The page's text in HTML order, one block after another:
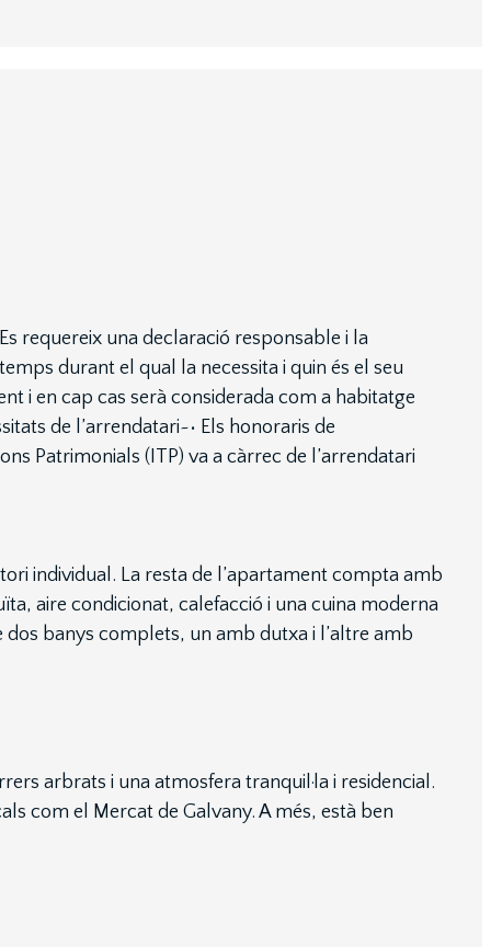
requereix una declaració responsable i la
durant el qual la necessita i quin és el seu
i en cap cas serà considerada com a habitatge
de l’arrendatari~• Els honoraris de
Patrimonials (ITP) va a càrrec de l’arrendatari
individual. La resta de l’apartament compta amb
aire condicionat, calefacció i una cuina moderna
banys complets, un amb dutxa i l’altre amb
arbrats i una atmosfera tranquil·la i residencial.
com el Mercat de Galvany. A més, està ben